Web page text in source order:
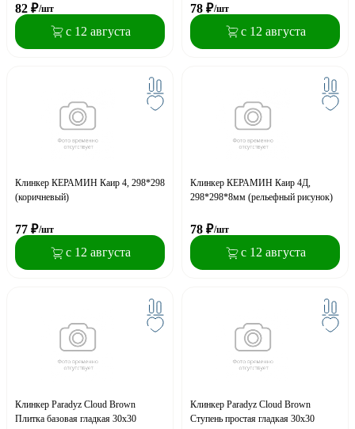
82 ₽/шт
с 12 августа
78 ₽/шт
с 12 августа
Клинкер КЕРАМИН Каир 4, 298*298
(коричневый)
77 ₽/шт
с 12 августа
Клинкер КЕРАМИН Каир 4Д,
298*298*8мм (рельефный рисунок)
78 ₽/шт
с 12 августа
Клинкер Paradyz Cloud Brown
Плитка базовая гладкая 30х30
Клинкер Paradyz Cloud Brown
Ступень простая гладкая 30х30